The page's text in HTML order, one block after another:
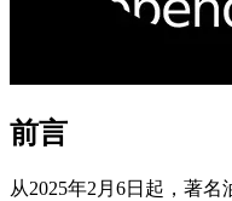
前言
从2025年2月6日起，著